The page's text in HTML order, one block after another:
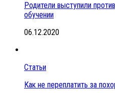
Родители выступили
обучении
06.12.2020
Статьи
Как не переплатить за